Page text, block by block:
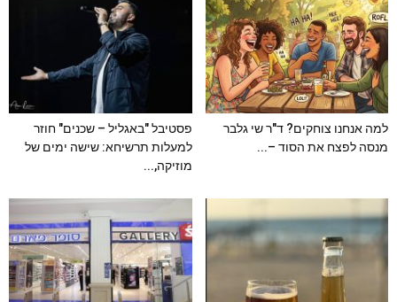
למה אנחנו צוחקים? ד"ר שי גלבר
מנסה לפצח את הסוד –...
פסטיבל "באגליל – שכנים" חוזר
למעלות תרשיחא: שישה ימים של
מוזיקה,...